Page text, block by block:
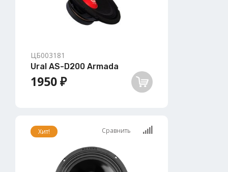
ЦБ003181
Ural AS-D200 Armada
1950 ₽
Хит! Сравнить